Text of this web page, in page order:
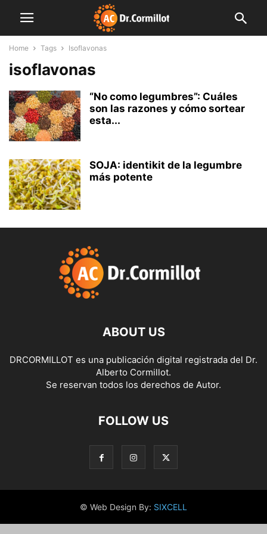
Home Tags Isoflavonas
isoflavonas
“No como legumbres”: Cuáles
son las razones y cómo sortear
esta...
SOJA: identikit de la legumbre
más potente
ABOUT US
DRCORMILLOT es una publicación digital registrada del Dr.
Alberto Cormillot.
Se reservan todos los derechos de Autor.
FOLLOW US
© Web Design By: SIXCELL